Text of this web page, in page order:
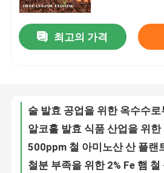
제품
우리에 대하여
품질 관리
연락주세요
최고의 가격